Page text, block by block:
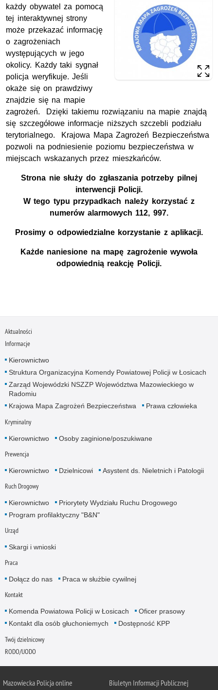
każdy obywatel za pomocą
tej interaktywnej strony
może przekazać informację
o zagrożeniach
występujących w jego
okolicy. Każdy taki sygnał
policja weryfikuje. Jeśli
okaże się on prawdziwy
znajdzie się na mapie
zagrożeń. Dzięki takiemu rozwiązaniu na mapie znajdą
się szczegółowe informacje niższych szczebli podziału
terytorialnego. Krajowa Mapa Zagrożeń Bezpieczeństwa
pozwoli na podniesienie poziomu bezpieczeństwa w
miejscach wskazanych przez mieszkańców.
Strona nie służy do zgłaszania potrzeby pilnej
interwencji Policji.
W tego typu przypadkach należy korzystać z
numerów alarmowych 112, 997.
Prosimy o odpowiedzialne korzystanie z aplikacji.
Każde naniesione na mapę zagrożenie wywoła
odpowiednią reakcję Policji.
Aktualności
Informacje
Kierownictwo
Struktura Organizacyjna Komendy Powiatowej Policji w Łosicach
Zarząd Wojewódzki NSZZP Województwa Mazowieckiego w
Radomiu
Krajowa Mapa Zagrożeń Bezpieczeństwa
Prawa człowieka
Kryminalny
Kierownictwo Osoby zaginione/poszukiwane
Prewencja
Kierownictwo Dzielnicowi Asystent ds. Nieletnich i Patologii
Ruch Drogowy
Kierownictwo
Priorytety Wydziału Ruchu Drogowego
Program profilaktyczny "B&N"
Urząd
Skargi i wnioski
Praca
Dołącz do nas Praca w służbie cywilnej
Kontakt
Komenda Powiatowa Policji w Łosicach
Oficer prasowy
Kontakt dla osób głuchoniemych
Dostępność KPP
Twój dzielnicowy
RODO/UODO
Mazowiecka Policja online Biuletyn Informacji Publicznej